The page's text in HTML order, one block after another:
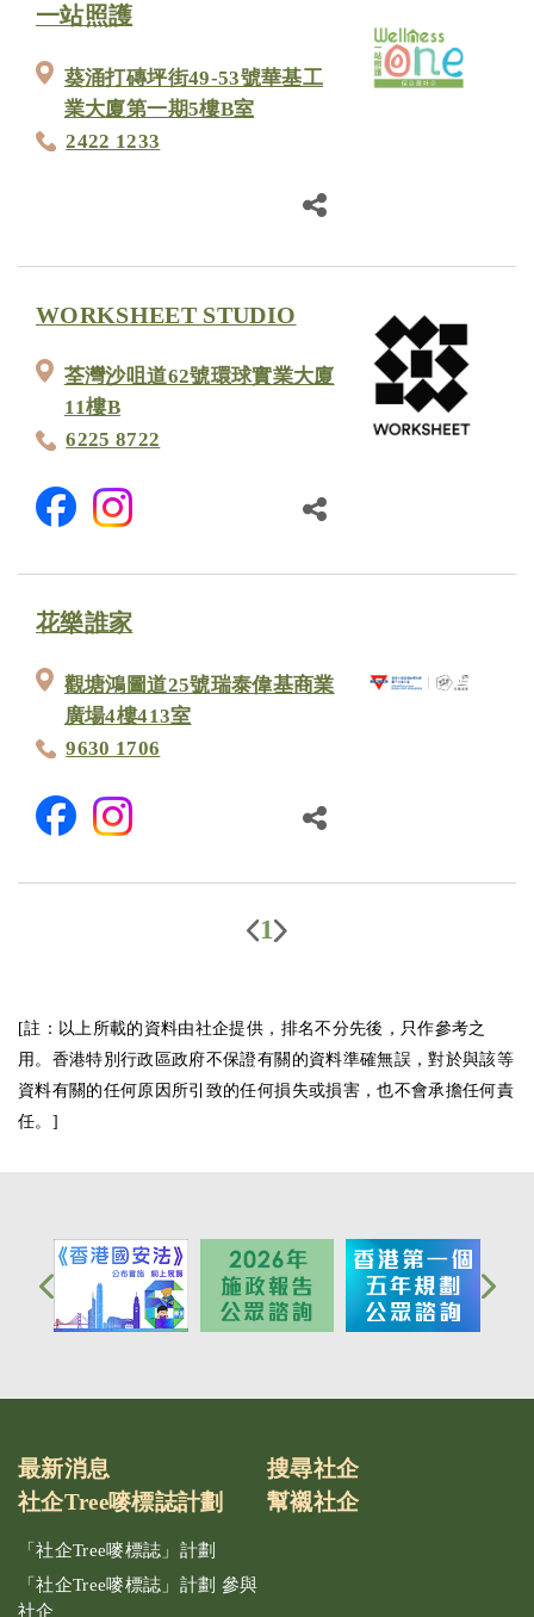
一站照護
葵涌打磚坪街49-53號華基工
業大廈第一期5樓B室
2422 1233
WORKSHEET STUDIO
荃灣沙咀道62號環球實業大廈
11樓B
6225 8722
花樂誰家
觀塘鴻圖道25號瑞泰偉基商業
廣場4樓413室
9630 1706
1
[註：以上所載的資料由社企提供，排名不分先後，只作參考之
用。香港特別行政區政府不保證有關的資料準確無誤，對於與該等
資料有關的任何原因所引致的任何損失或損害，也不會承擔任何責
任。]
最新消息
搜尋社企
社企Tree嘜標誌計劃
「社企Tree嘜標誌」計劃
「社企Tree嘜標誌」計劃 參與
社企
幫襯社企